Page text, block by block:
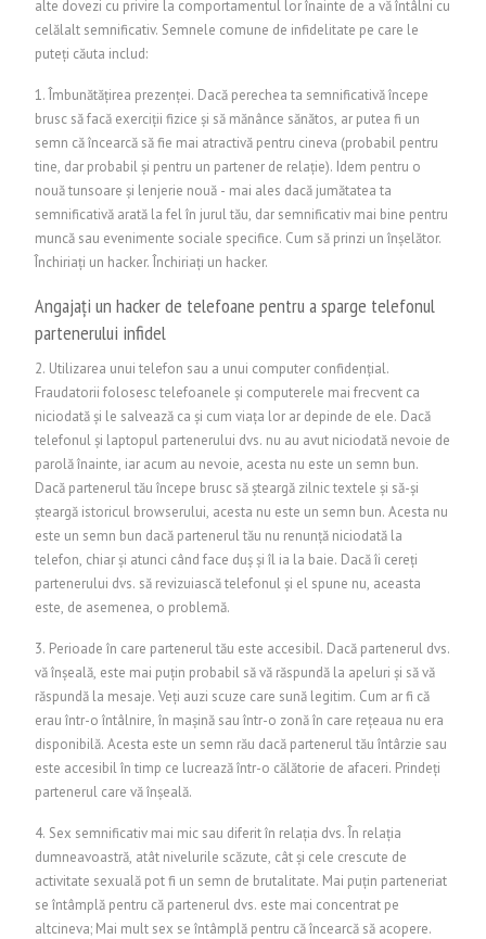
alte dovezi cu privire la comportamentul lor înainte de a vă întâlni cu
celălalt semnificativ. Semnele comune de infidelitate pe care le
puteți căuta includ:
1. Îmbunătățirea prezenței. Dacă perechea ta semnificativă începe
brusc să facă exerciții fizice și să mănânce sănătos, ar putea fi un
semn că încearcă să fie mai atractivă pentru cineva (probabil pentru
tine, dar probabil și pentru un partener de relație). Idem pentru o
nouă tunsoare și lenjerie nouă - mai ales dacă jumătatea ta
semnificativă arată la fel în jurul tău, dar semnificativ mai bine pentru
muncă sau evenimente sociale specifice. Cum să prinzi un înșelător.
Închiriați un hacker.Închiriați un hacker.
Angajați un hacker de telefoane pentru a sparge telefonul
partenerului infidel
2. Utilizarea unui telefon sau a unui computer confidențial.
Fraudatorii folosesc telefoanele și computerele mai frecvent ca
niciodată și le salvează ca și cum viața lor ar depinde de ele. Dacă
telefonul și laptopul partenerului dvs. nu au avut niciodată nevoie de
parolă înainte, iar acum au nevoie, acesta nu este un semn bun.
Dacă partenerul tău începe brusc să șteargă zilnic textele și să-și
șteargă istoricul browserului, acesta nu este un semn bun. Acesta nu
este un semn bun dacă partenerul tău nu renunță niciodată la
telefon, chiar și atunci când face duș și îl ia la baie. Dacă îi cereți
partenerului dvs. să revizuiască telefonul și el spune nu, aceasta
este, de asemenea, o problemă.
3. Perioade în care partenerul tău este accesibil. Dacă partenerul dvs.
vă înșeală, este mai puțin probabil să vă răspundă la apeluri și să vă
răspundă la mesaje. Veți auzi scuze care sună legitim. Cum ar fi că
erau într-o întâlnire, în mașină sau într-o zonă în care rețeaua nu era
disponibilă. Acesta este un semn rău dacă partenerul tău întârzie sau
este accesibil în timp ce lucrează într-o călătorie de afaceri. Prindeți
partenerul care vă înșeală.
4. Sex semnificativ mai mic sau diferit în relația dvs. În relația
dumneavoastră, atât nivelurile scăzute, cât și cele crescute de
activitate sexuală pot fi un semn de brutalitate. Mai puțin parteneriat
se întâmplă pentru că partenerul dvs. este mai concentrat pe
altcineva; Mai mult sex se întâmplă pentru că încearcă să acopere.